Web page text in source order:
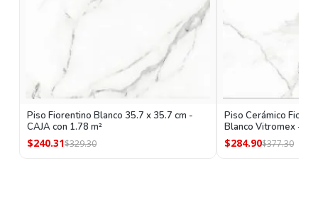
Piso Fiorentino Blanco 35.7 x 35.7 cm -
CAJA con 1.78 m²
$240.31$329.30
Piso Cerámico
Blanco Vitromex -
$284.90$377.30